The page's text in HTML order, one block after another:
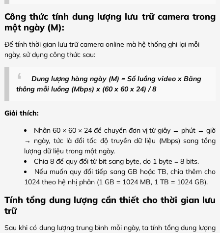
Công thức tính dung lượng lưu trữ camera trong
một ngày (M):
Để tính thời gian lưu trữ camera online mà hệ thống ghi lại mỗi
ngày, sử dụng công thức sau:
Dung lượng hàng ngày (M) = Số luồng video x Băng
thông mỗi luồng (Mbps) x (60 x 60 x 24) / 8
Giải thích:
Nhân 60 × 60 × 24 để chuyển đơn vị từ giây → phút → giờ
→ ngày, tức là đổi tốc độ truyền dữ liệu (Mbps) sang tổng
lượng dữ liệu trong một ngày.
Chia 8 để quy đổi từ bit sang byte, do 1 byte = 8 bits.
Nếu muốn quy đổi tiếp sang GB hoặc TB, chia thêm cho
1024 theo hệ nhị phân (1 GB = 1024 MB, 1 TB = 1024 GB).
Tính tổng dung lượng cần thiết cho thời gian lưu
trữ
Sau khi có dung lượng trung bình mỗi ngày, ta tính tổng dung lượng